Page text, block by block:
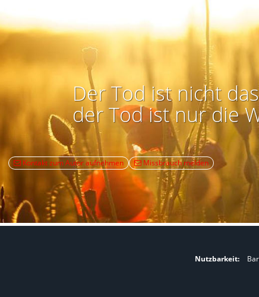
Der Tod ist nicht
der Tod ist nur die
Kontakt zum Autor aufnehmen Missbrauch melden
Nutzbarkeit: